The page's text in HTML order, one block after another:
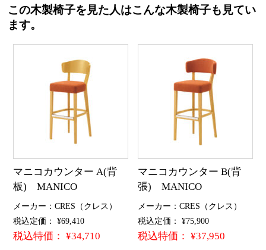
この木製椅子を見た人はこんな木製椅子も見てい
ます。
マニコカウンター A(背
板) MANICO
メーカー：CRES（クレス）
税込定価： ¥69,410
税込特価： ¥34,710
マニコカウンター B(背
張) MANICO
メーカー：CRES（クレス）
税込定価： ¥75,900
税込特価： ¥37,950